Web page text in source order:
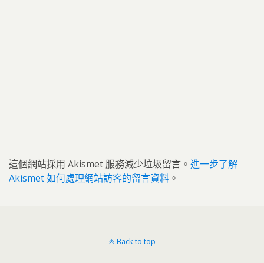
這個網站採用 Akismet 服務減少垃圾留言。 進一步了解
Akismet 如何處理網站訪客的留言資料 。
Back to top